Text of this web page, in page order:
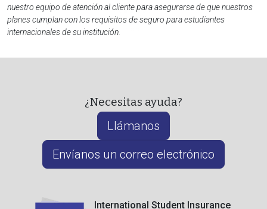
nuestro equipo de atención al cliente para asegurarse de que nuestros
planes cumplan con los requisitos de seguro para estudiantes
internacionales de su institución.
¿Necesitas ayuda?
Llámanos
Envíanos un correo electrónico
International Student Insurance